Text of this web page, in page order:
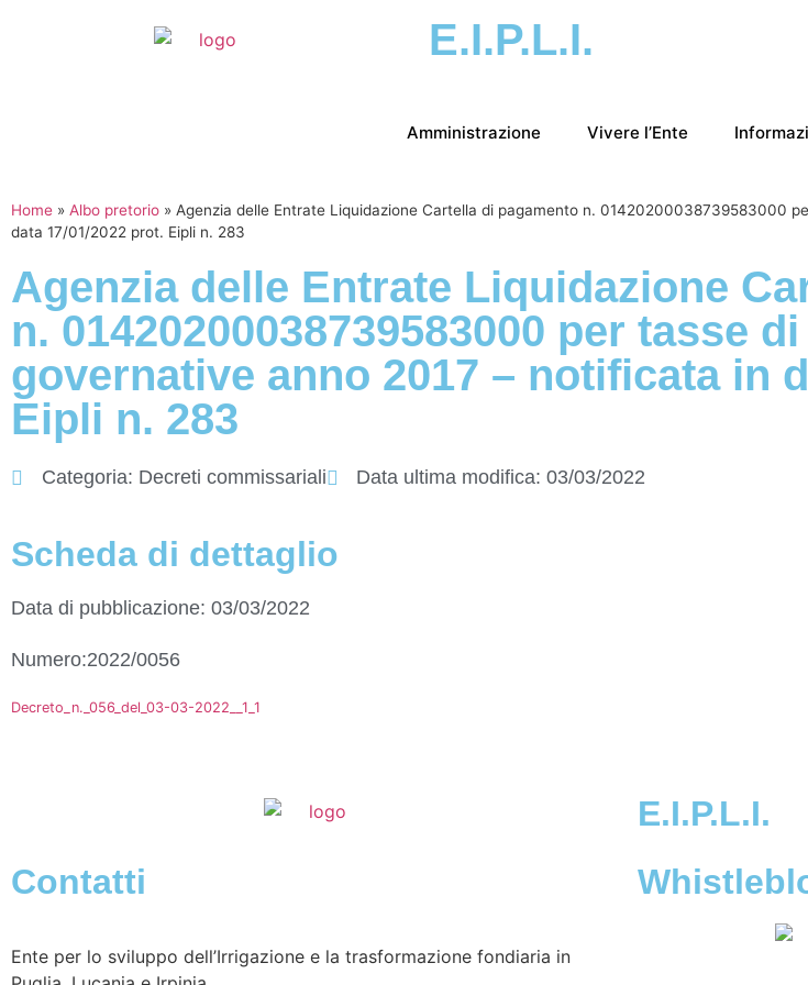
E.I.P.L.I.
Amministrazione Vivere l’Ente
Home » Albo pretorio » Agenzia delle Entrate Liquidazione Cartella di pagamento n. 01420200038739583000
data 17/01/2022 prot. Eipli n. 283
Agenzia delle Entrate Liquidazione
n. 01420200038739583000 per tasse
governative anno 2017 – notificata in
Eipli n. 283
Categoria: Decreti commissariali Data ultima modifica: 03/03/2022
Scheda di dettaglio
Data di pubblicazione: 03/03/2022
Numero:2022/0056
Decreto_n._056_del_03-03-2022__1_1
E.I.P.L.I.
Contatti
Ente per lo sviluppo dell’Irrigazione e la trasformazione fondiaria in